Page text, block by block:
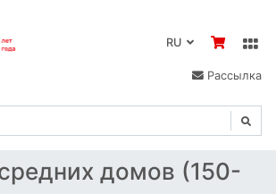
Рассылка
домов (150-